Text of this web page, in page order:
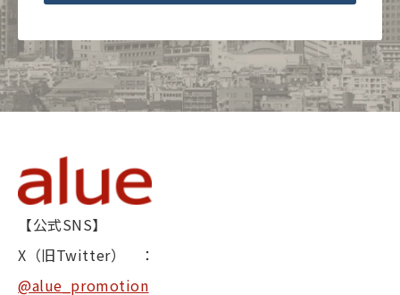
【公式SNS】
X（旧Twitter） ：
@alue_promotion